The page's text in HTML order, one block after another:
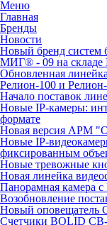
Меню
Главная
Бренды
Новости
Новый бренд систем
МИГ® - 09 на
Обновленная
Релион-100 и
Начало поставок
Новые IP-камеры:
формате
Новая версия АРМ
Новые IP-
фиксированным
Новые тревожные
Новая линейка
Панорамная камера
Возобновление
Новый
Счетчики BOLID